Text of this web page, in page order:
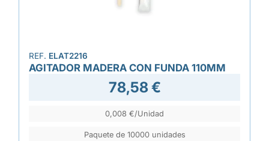
REF. ELAT2216
AGITADOR MADERA CON FUNDA 110MM
78,58 €
0,008 €/Unidad
Paquete de 10000 unidades